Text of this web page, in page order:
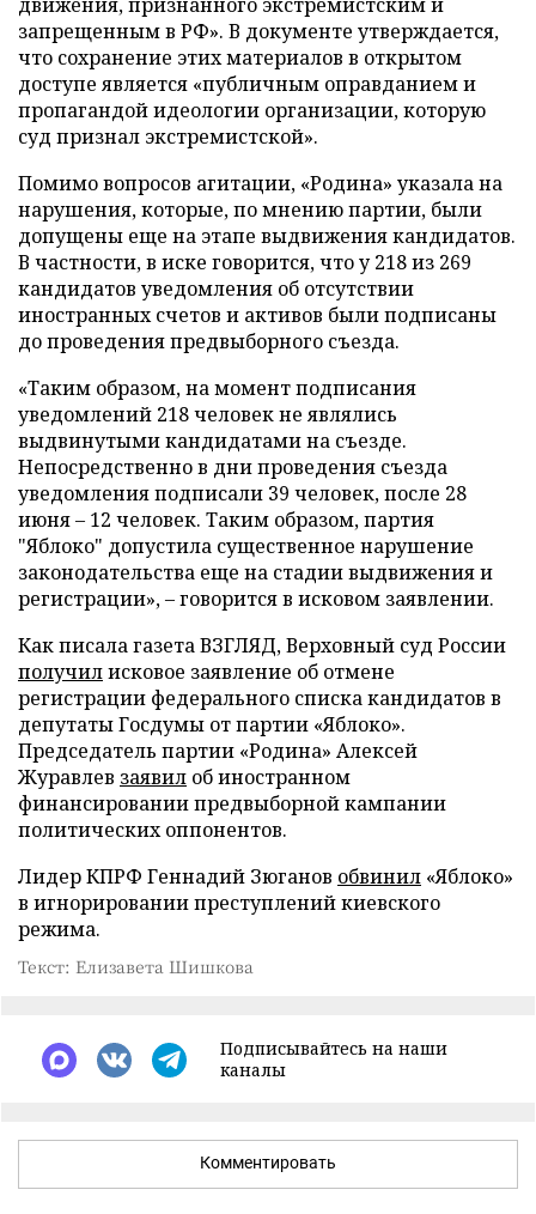
запрещенным в РФ». В документе утверждается,
что сохранение этих материалов в открытом
доступе является «публичным оправданием и
пропагандой идеологии организации, которую
суд признал экстремистской».
Помимо вопросов агитации, «Родина» указала на
нарушения, которые, по мнению партии, были
допущены еще на этапе выдвижения кандидатов.
В частности, в иске говорится, что у 218 из 269
кандидатов уведомления об отсутствии
иностранных счетов и активов были подписаны
до проведения предвыборного съезда.
«Таким образом, на момент подписания
уведомлений 218 человек не являлись
выдвинутыми кандидатами на съезде.
Непосредственно в дни проведения съезда
уведомления подписали 39 человек, после 28
июня – 12 человек. Таким образом, партия
"Яблоко" допустила существенное нарушение
законодательства еще на стадии выдвижения и
регистрации», – говорится в исковом заявлении.
Как писала газета ВЗГЛЯД, Верховный суд России
получилисковое заявление об отмене
регистрации федерального списка кандидатов в
депутаты Госдумы от партии «Яблоко».
Председатель партии «Родина» Алексей
Журавлев заявил об иностранном
финансировании предвыборной кампании
политических оппонентов.
Лидер КПРФ Геннадий Зюганов обвинил «Яблоко»
в игнорировании преступлений киевского
режима.
Текст: Елизавета Шишкова
Подписывайтесь на наши
каналы
Комментировать